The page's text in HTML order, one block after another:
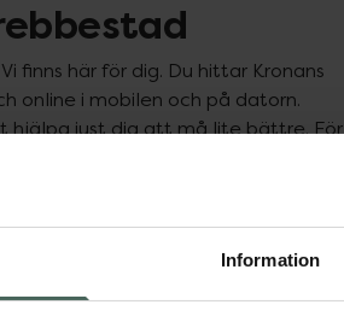
Information
finns här för dig. Du hittar Kronans
online i mobilen och på datorn.
hjälpa just dig att må lite bättre. För